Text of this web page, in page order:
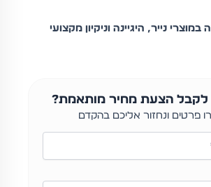
נייר, היגיינה וניקיון מקצועי
לקבל הצעת מחיר מותאמת?
פרטים ונחזור אליכם בהקדם